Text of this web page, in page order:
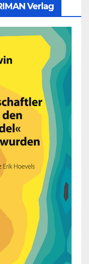
Verlag